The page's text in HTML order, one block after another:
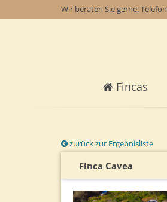
Wir beraten Sie gerne: Telefon
Fincas
zurück zur Ergebnisliste
Finca Cavea